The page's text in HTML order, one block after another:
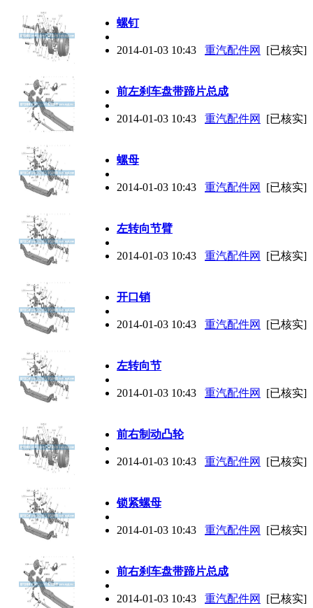
螺钉
2014-01-03 10:43 重汽配件网 [已核实]
前左刹车盘带蹄片总成
2014-01-03 10:43 重汽配件网 [已核实]
螺母
2014-01-03 10:43 重汽配件网 [已核实]
左转向节臂
2014-01-03 10:43 重汽配件网 [已核实]
开口销
2014-01-03 10:43 重汽配件网 [已核实]
左转向节
2014-01-03 10:43 重汽配件网 [已核实]
前右制动凸轮
2014-01-03 10:43 重汽配件网 [已核实]
锁紧螺母
2014-01-03 10:43 重汽配件网 [已核实]
前右刹车盘带蹄片总成
2014-01-03 10:43 重汽配件网 [已核实]